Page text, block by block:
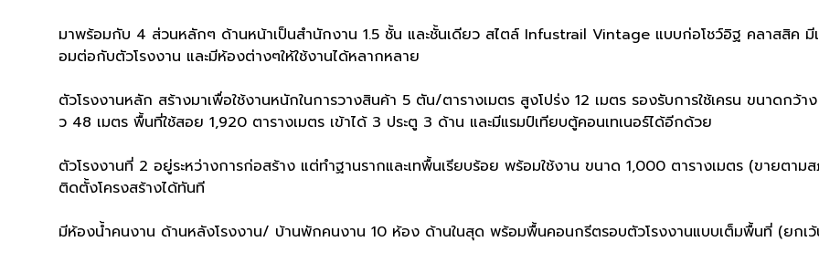
มาพร้อมกับ 4 ส่วนหลักๆ ด้านหน้าเป็นสำนักงาน 1.5 ชั้น และชั้นเดียว สไตล์ Infustrail Vintage แบบก่อโชว์อิฐ คลาสสิค
อมต่อกับตัวโรงงาน และมีห้องต่างๆให้ใช้งานได้หลากหลาย
ตัวโรงงานหลัก สร้างมาเพื่อใช้งานหนักในการวางสินค้า 5 ตัน/ตารางเมตร สูงโปร่ง 12 เมตร รองรับการใช้เครน ขนาดกว้า
ว 48 เมตร พื้นที่ใช้สอย 1,920 ตารางเมตร เข้าได้ 3 ประตู 3 ด้าน และมีแรมป์เทียบตู้คอนเทเนอร์ได้อีกด้วย
ตัวโรงงานที่ 2 อยู่ระหว่างการก่อสร้าง แต่ทำฐานรากและเทพื้นเรียบร้อย พร้อมใช้งาน ขนาด 1,000 ตารางเมตร (ขายตาม
ติดตั้งโครงสร้างได้ทันที
มีห้องน้ำคนงาน ด้านหลังโรงงาน/ บ้านพักคนงาน 10 ห้อง ด้านในสุด พร้อมพื้นคอนกรีตรอบตัวโรงงานแบบเต็มพื้นที่ (ยกเ